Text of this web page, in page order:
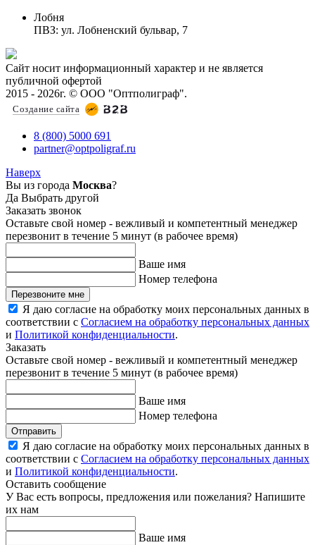
Лобня
ПВЗ: ул. Лобненский бульвар, 7
Сайт носит информационный характер и не является
публичной офертой
2015 - 2026г. © ООО "Оптполиграф".
Создание сайта
8 (800) 5000 691
partner@optpoligraf.ru
Наверх
Вы из города Москва?
Да Выбрать другой
Заказать звонок
Оставьте свой номер - вежливый и компетентный менеджер
перезвонит в течение 5 минут (в рабочее время)
Ваше имя
Номер телефона
Перезвоните мне
Я даю согласие на обработку моих персональных данных в
соответствии с Согласием на обработку персональных данных
и Политикой конфиденциальности.
Заказать
Оставьте свой номер - вежливый и компетентный менеджер
перезвонит в течение 5 минут (в рабочее время)
Ваше имя
Номер телефона
Отправить
Я даю согласие на обработку моих персональных данных в
соответствии с Согласием на обработку персональных данных
и Политикой конфиденциальности.
Оставить сообщение
У Вас есть вопросы, предложения или пожелания? Напишите
их нам
Ваше имя